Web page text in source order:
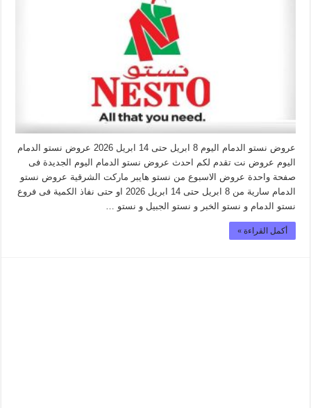
عروض نستو الدمام اليوم 8 ابريل حتى 14 ابريل 2026 عروض نستو الدمام
اليوم عروض نت تقدم لكم احدث عروض نستو الدمام اليوم الجديدة فى
صفحة واحدة عروض الاسبوع من نستو هايبر ماركت الشرقية عروض نستو
الدمام سارية من 8 ابريل حتى 14 ابريل 2026 او حتى نفاذ الكمية فى فروع
نستو الدمام و نستو الخبر و نستو الجبيل و نستو …
أكمل القراءة »